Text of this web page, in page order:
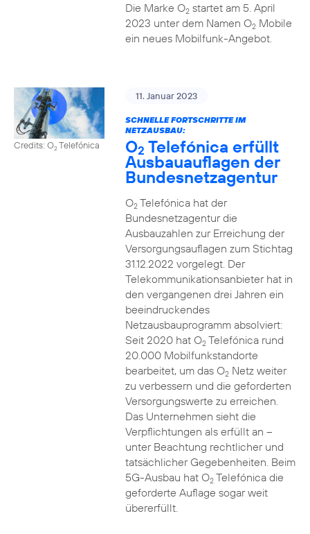
Die Marke O2startet am 5. April
2023 unter dem Namen O2Mobile
ein neues Mobilfunk-Angebot.
Credits: O2Telefónica
11. Januar 2023
SCHNELLE FORTSCHRITTE IM
NETZAUSBAU:
O2 Telefónica erfüllt
Ausbauauflagen der
Bundesnetzagentur
O2Telefónica hat der
Bundesnetzagentur die
Ausbauzahlen zur Erreichung der
Versorgungsauflagen zum Stichtag
31.12.2022 vorgelegt. Der
Telekommunikationsanbieter hat in
den vergangenen drei Jahren ein
beeindruckendes
Netzausbauprogramm absolviert:
Seit 2020 hat O2Telefónica rund
20.000 Mobilfunkstandorte
bearbeitet, um das O2Netz weiter
zu verbessern und die geforderten
Versorgungswerte zu erreichen.
Das Unternehmen sieht die
Verpflichtungen als erfüllt an –
unter Beachtung rechtlicher und
tatsächlicher Gegebenheiten. Beim
5G-Ausbau hat O2Telefónica die
geforderte Auflage sogar weit
übererfüllt.